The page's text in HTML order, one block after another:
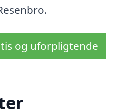
og uforpligtende